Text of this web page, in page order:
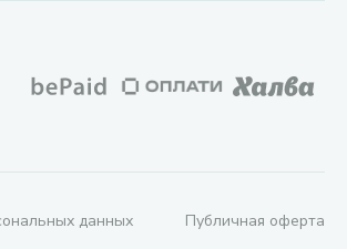
данных Публичная оферта